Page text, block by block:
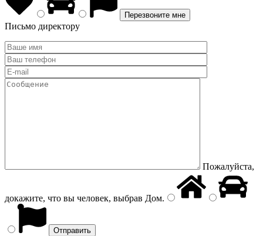
Письмо директору
Пожалуйста,
докажите, что вы человек, выбрав Дом.